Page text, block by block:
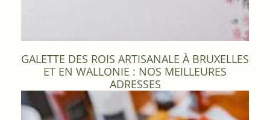
GALETTE DES ROIS ARTISANALE À BRUXELLES
ET EN WALLONIE : NOS MEILLEURES
ADRESSES